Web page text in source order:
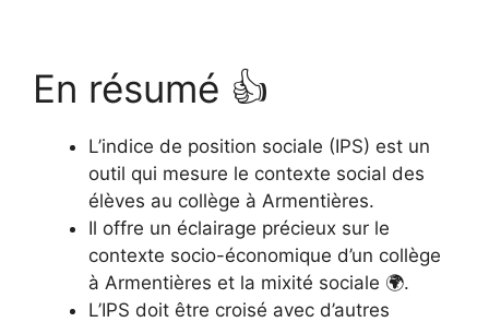
En résumé 👍
L’indice de position sociale (IPS) est un
outil qui mesure le contexte social des
élèves au collège à Armentières.
Il offre un éclairage précieux sur le
contexte socio-économique d’un collège
à Armentières et la mixité sociale 🌍.
L’IPS doit être croisé avec d’autres